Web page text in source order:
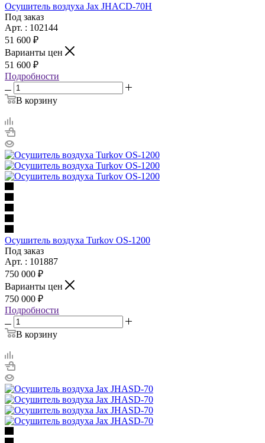
Осушитель воздуха Jax JHACD-70H
Под заказ
Арт. : 102144
51 600 ₽
Варианты цен
51 600 ₽
Подробности
В корзину
Осушитель воздуха Turkov OS-1200
Под заказ
Арт. : 101887
750 000 ₽
Варианты цен
750 000 ₽
Подробности
В корзину